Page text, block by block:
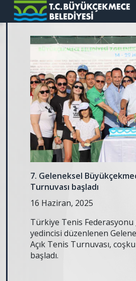
7. Geleneksel
Turnuvası başladı
16 Haziran, 2025
Türkiye Tenis Federasyonu
yedincisi düzenlenen
Açık Tenis Turnuvası,
başladı.